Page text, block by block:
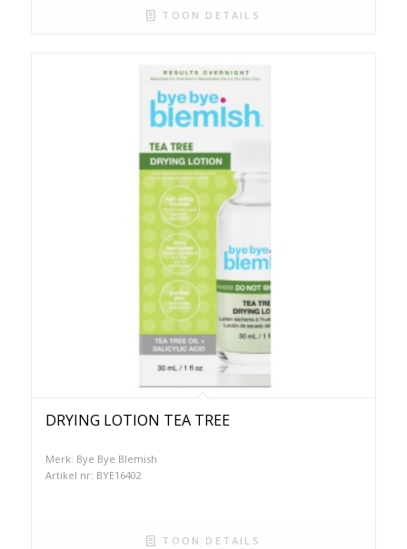
TOON DETAILS
DRYING LOTION TEA TREE
Merk: Bye Bye Blemish
Artikel nr: BYE16402
TOON DETAILS